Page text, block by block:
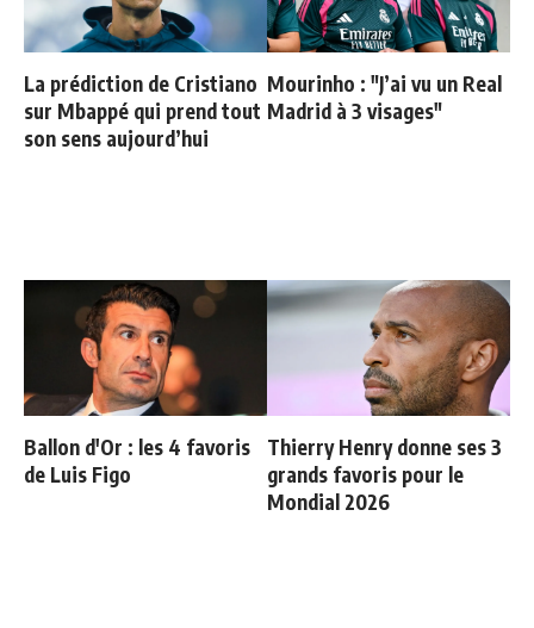
La prédiction de Cristiano
sur Mbappé qui prend tout
son sens aujourd’hui
Mourinho : "J’ai vu un Real
Madrid à 3 visages"
Ballon d'Or : les 4 favoris
de Luis Figo
Thierry Henry donne ses 3
grands favoris pour le
Mondial 2026